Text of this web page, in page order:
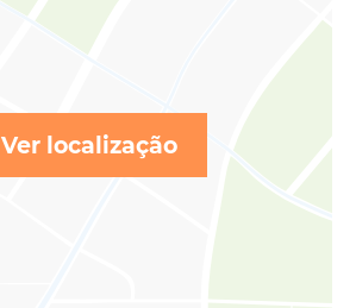
Ver localização